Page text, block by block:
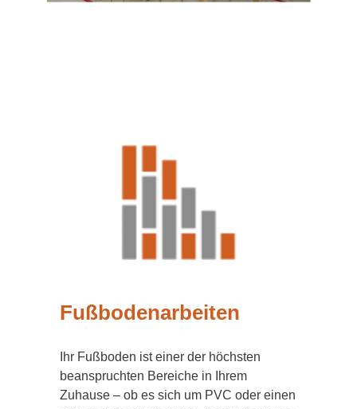
Fußbodenarbeiten
Ihr Fußboden ist einer der höchsten
beanspruchten Bereiche in Ihrem
Zuhause – ob es sich um PVC oder einen